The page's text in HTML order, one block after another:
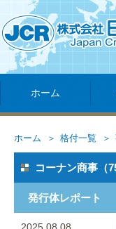
ホーム
ホーム 格付一覧
コーナン商事（
発行体レポート